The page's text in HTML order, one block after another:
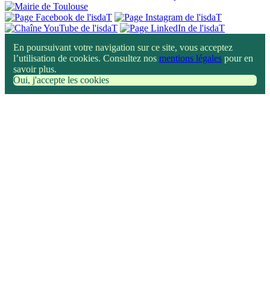
En poursuivant votre navigation sur ce site, vous acceptez
l’utilisation de cookies. Consultez nos mentions légales pour en
savoir plus.
Oui, j'accepte les cookies